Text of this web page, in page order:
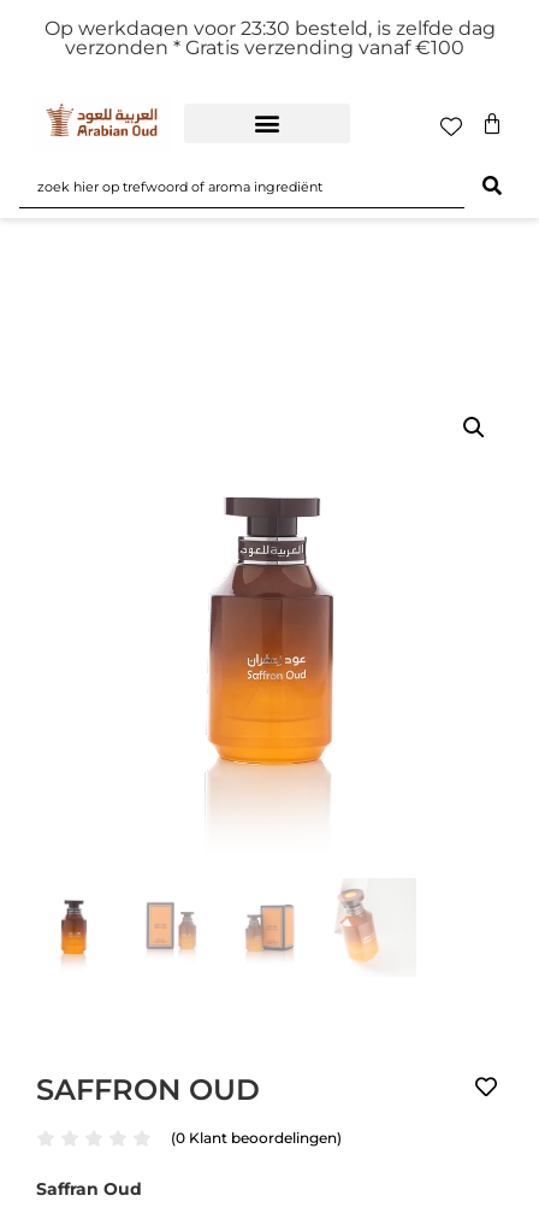
Op werkdagen voor 23:30 besteld, is zelfde dag
verzonden * Gratis verzending vanaf €100
SAFFRON OUD
(0 Klant beoordelingen)
Saffran Oud